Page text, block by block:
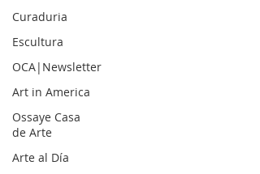
Curaduria
Escultura
OCA|Newsletter
Art in America
Ossaye Casa
de Arte
Arte al Día